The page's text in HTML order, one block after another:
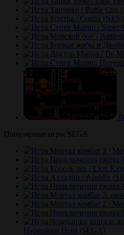
Популярные игры SEGA
Hyperstone Heist (SEGA)